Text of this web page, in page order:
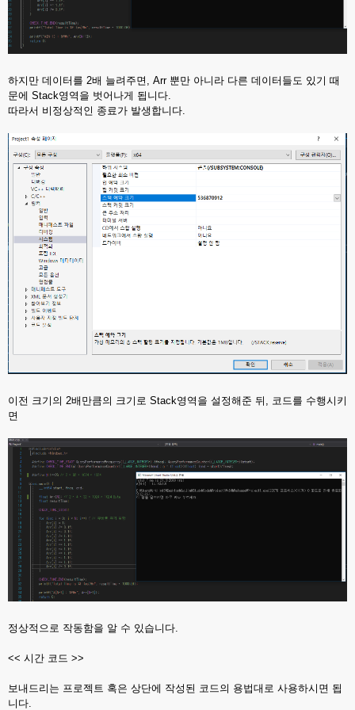
하지만 데이터를 2배 늘려주면, Arr 뿐만 아니라 다른 데이터들도 있기 때
문에 Stack영역을 벗어나게 됩니다.
따라서 비정상적인 종료가 발생합니다.
이전 크기의 2배만큼의 크기로 Stack영역을 설정해준 뒤, 코드를 수행시키
면
정상적으로 작동함을 알 수 있습니다.
<< 시간 코드 >>
보내드리는 프로젝트 혹은 상단에 작성된 코드의 용법대로 사용하시면 됩
니다.